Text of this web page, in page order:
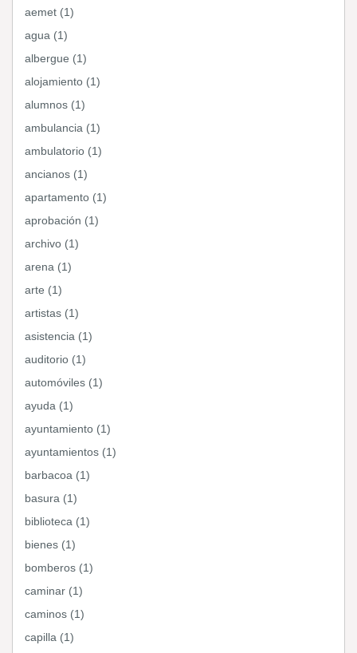
aemet (1)
agua (1)
albergue (1)
alojamiento (1)
alumnos (1)
ambulancia (1)
ambulatorio (1)
ancianos (1)
apartamento (1)
aprobación (1)
archivo (1)
arena (1)
arte (1)
artistas (1)
asistencia (1)
auditorio (1)
automóviles (1)
ayuda (1)
ayuntamiento (1)
ayuntamientos (1)
barbacoa (1)
basura (1)
biblioteca (1)
bienes (1)
bomberos (1)
caminar (1)
caminos (1)
capilla (1)